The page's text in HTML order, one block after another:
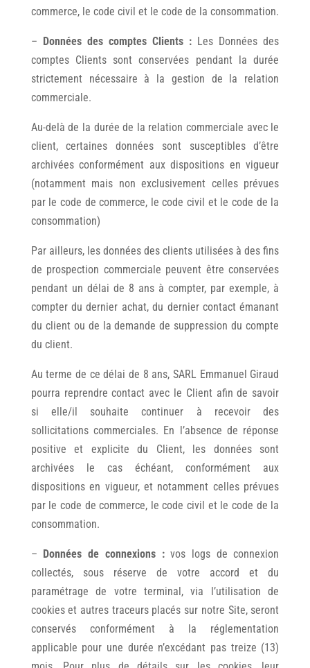
commerce, le code civil et le code de la consommation.
– Données des comptes Clients : Les Données des
comptes Clients sont conservées pendant la durée
strictement nécessaire à la gestion de la relation
commerciale.
Au-delà de la durée de la relation commerciale avec le
client, certaines données sont susceptibles d’être
archivées conformément aux dispositions en vigueur
(notamment mais non exclusivement celles prévues
par le code de commerce, le code civil et le code de la
consommation)
Par ailleurs, les données des clients utilisées à des fins
de prospection commerciale peuvent être conservées
pendant un délai de 8 ans à compter, par exemple, à
compter du dernier achat, du dernier contact émanant
du client ou de la demande de suppression du compte
du client.
Au terme de ce délai de 8 ans, SARL Emmanuel Giraud
pourra reprendre contact avec le Client afin de savoir
si elle/il souhaite continuer à recevoir des
sollicitations commerciales. En l’absence de réponse
positive et explicite du Client, les données sont
archivées le cas échéant, conformément aux
dispositions en vigueur, et notamment celles prévues
par le code de commerce, le code civil et le code de la
consommation.
– Données de connexions :vos logs de connexion
collectés, sous réserve de votre accord et du
paramétrage de votre terminal, via l’utilisation de
cookies et autres traceurs placés sur notre Site, seront
conservés conformément à la réglementation
applicable pour une durée n’excédant pas treize (13)